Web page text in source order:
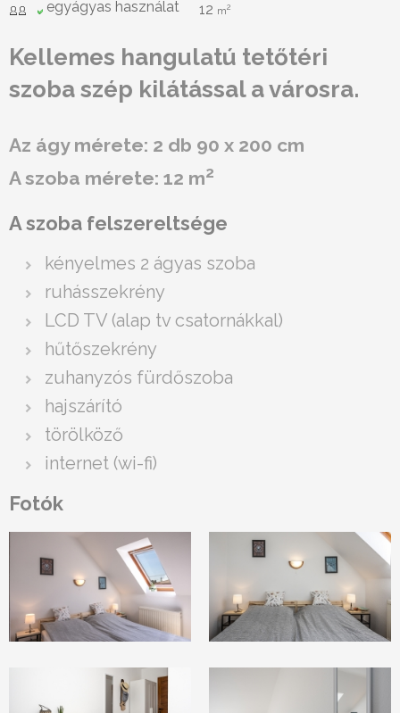
egyágyas használat 12 m2
Kellemes hangulatú tetőtéri
szoba szép kilátással a városra.
Az ágy mérete: 2 db 90 x 200 cm
A szoba mérete: 12 m2
A szoba felszereltsége
kényelmes 2 ágyas szoba
ruhásszekrény
LCD TV (alap tv csatornákkal)
hűtőszekrény
zuhanyzós fürdőszoba
hajszárító
törölköző
internet (wi-fi)
Fotók